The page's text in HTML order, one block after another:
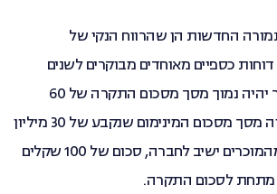
החדשות הן שהרווח הנקי של
כספיים מאוחדים מבוקרים לשנים
2025-2027 במצטבר יהיה נמוך מסך מסכום התקרה של 60
מיליון שקלים אך גבוה מסך מסכום המינימום שנקבע של 30 מיליון
שקל. כל אחד אחד מהמוכרים ישיב לחברה, סכום של 100 שקלים
מתחת לסכום התקרה.